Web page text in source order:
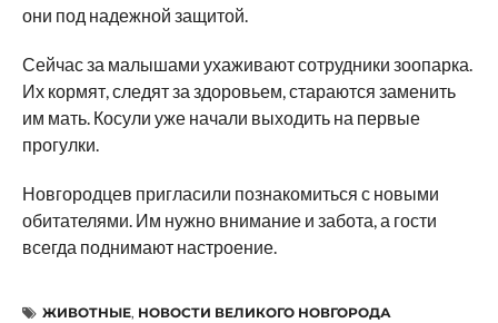
они под надежной защитой.
Сейчас за малышами ухаживают сотрудники зоопарка.
Их кормят, следят за здоровьем, стараются заменить
им мать. Косули уже начали выходить на первые
прогулки.
Новгородцев пригласили познакомиться с новыми
обитателями. Им нужно внимание и забота, а гости
всегда поднимают настроение.
ЖИВОТНЫЕ, НОВОСТИ ВЕЛИКОГО НОВГОРОДА